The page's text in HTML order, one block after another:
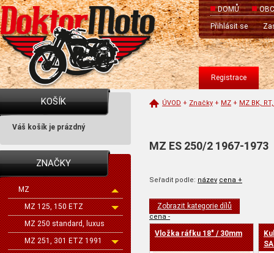
DOMŮ
Přihlásit se
Registrace
KOŠÍK
Váš košík je prázdný
ZNAČKY
MZ
MZ 125, 150 ETZ
MZ 250 standard, luxus
MZ 251, 301 ETZ 1991
ÚVOD + Značky + MZ + MZ BK,
MZ ES 250/2 1967-1973
Seřadit podle: název cena +
cena -
Zobrazit kategorie dílů
Vložka ráfku 18" / 30mm